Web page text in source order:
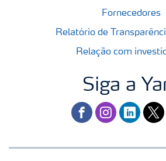
Fornecedores
Relatório de
Relação com
Siga a
facebookinstagram
linkedin